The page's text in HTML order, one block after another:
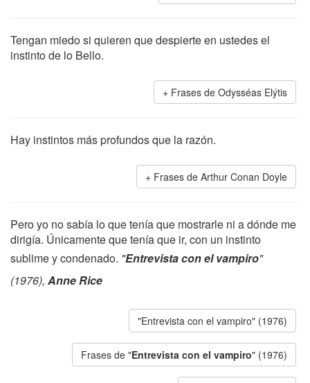
Tengan miedo si quieren que despierte en ustedes el
instinto de lo Bello.
Frases de Odysséas Elýtis
Hay instintos más profundos que la razón.
Frases de Arthur Conan Doyle
Pero yo no sabía lo que tenía que mostrarle ni a dónde me
dirigía. Únicamente que tenía que ir, con un instinto
sublime y condenado. "Entrevista con el vampiro"
(1976), Anne Rice
"Entrevista con el vampiro" (1976)
Frases de "Entrevista con el vampiro" (1976)